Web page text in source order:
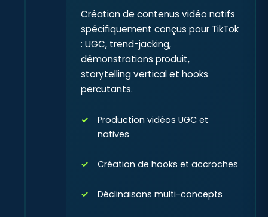
Création de contenus vidéo natifs
spécifiquement conçus pour TikTok
: UGC, trend-jacking,
démonstrations produit,
storytelling vertical et hooks
percutants.
Production vidéos UGC et
natives
Création de hooks et accroches
Déclinaisons multi-concepts